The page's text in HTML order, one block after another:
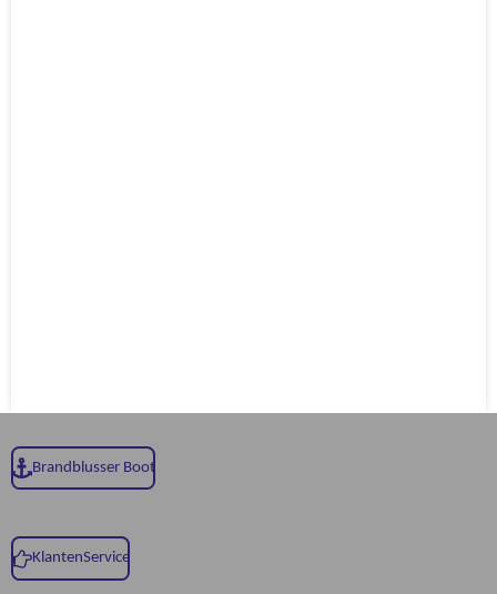
Brandblusser Boot
KlantenService